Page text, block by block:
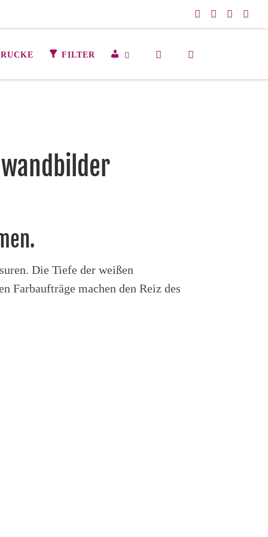
FILTER
M
I
Search
Die Tiefe der weißen
Farbaufträge machen den Reiz des